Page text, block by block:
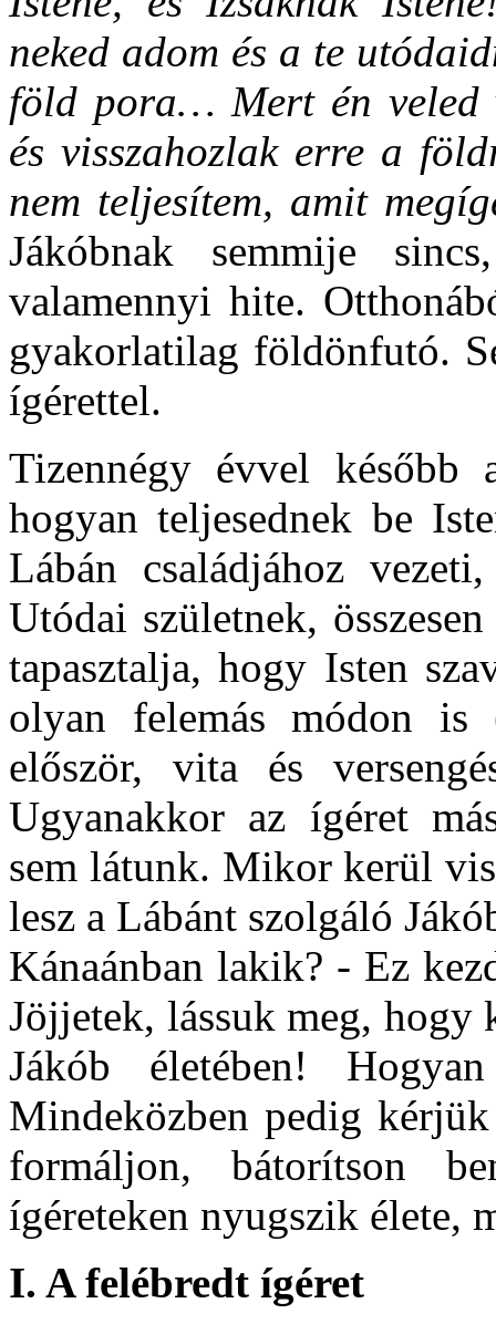
neked adom és a te
föld pora… Mert én veled
és visszahozlak erre a
nem teljesítem, amit
Jákóbnak semmije
valamennyi hite.
gyakorlatilag földönfutó.
ígérettel.
Tizennégy évvel később
hogyan teljesednek be
Lábán családjához
Utódai születnek,
tapasztalja, hogy Isten
olyan felemás módon is
először, vita és
Ugyanakkor az ígéret
sem látunk. Mikor kerül
lesz a Lábánt szolgáló
Kánaánban lakik? - Ez
Jöjjetek, lássuk meg, hogy
Jákób életében!
Mindeközben pedig
formáljon, bátorítson
ígéreteken nyugszik élete,
I. A felébredt ígéret